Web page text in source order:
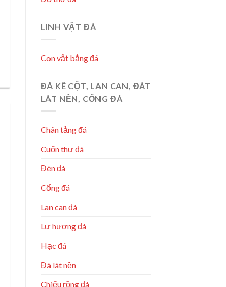
LINH VẬT ĐÁ
Con vật bằng đá
ĐÁ KÊ CỘT, LAN CAN, ĐÁT
LÁT NỀN, CỔNG ĐÁ
Chân tảng đá
Cuốn thư đá
Đèn đá
Cổng đá
Lan can đá
Lư hương đá
Hạc đá
Đá lát nền
Chiếu rồng đá